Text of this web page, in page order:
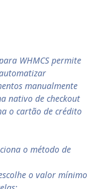
WHMCS permite
manualmente
nativo de checkout
o cartão de crédito
o método de
o valor mínimo